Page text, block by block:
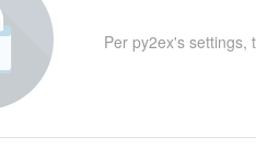
Per py2ex's settings,